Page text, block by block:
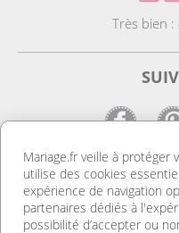
Très bien
LE SITE DE
Notre site est le
Mariage.fr veille à protéger
utilise des cookies
expérience de navigation
partenaires dédiés à
possibilité d’accepter ou